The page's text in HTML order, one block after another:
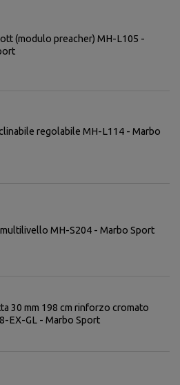
(modulo preacher) MH-L105 -
regolabile MH-L114 - Marbo
MH-S204 - Marbo Sport
30 mm 198 cm rinforzo cromato
EX-GL - Marbo Sport